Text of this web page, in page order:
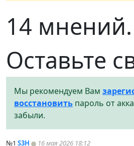
14 мнений.
Оставьте
Мы рекомендуем Вам
восстановить пароль от
забыли.
№1 S3H 16 мая 2026 18:12